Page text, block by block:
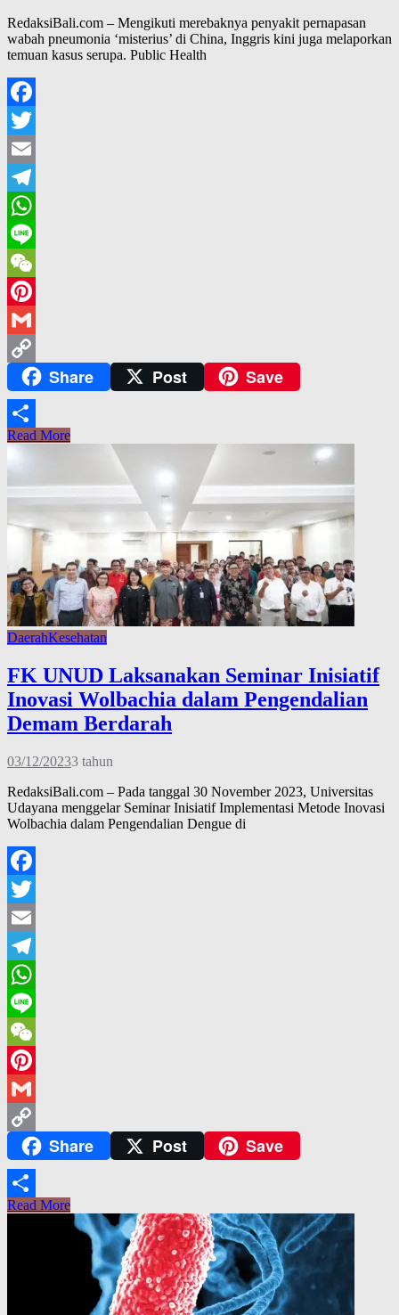
RedaksiBali.com – Mengikuti merebaknya penyakit pernapasan
wabah pneumonia ‘misterius’ di China, Inggris kini juga melaporkan
temuan kasus serupa. Public Health
Facebook
Twitter
Email
Telegram
WhatsApp
Line
WeChat
Pinterest
Gmail
Copy
Link
Share Post Save
Share
Read More
DaerahKesehatan
FK UNUD Laksanakan Seminar Inisiatif
Inovasi Wolbachia dalam Pengendalian
Demam Berdarah
03/12/20233 tahun
RedaksiBali.com – Pada tanggal 30 November 2023, Universitas
Udayana menggelar Seminar Inisiatif Implementasi Metode Inovasi
Wolbachia dalam Pengendalian Dengue di
Facebook
Twitter
Email
Telegram
WhatsApp
Line
WeChat
Pinterest
Gmail
Copy
Link
Share Post Save
Share
Read More